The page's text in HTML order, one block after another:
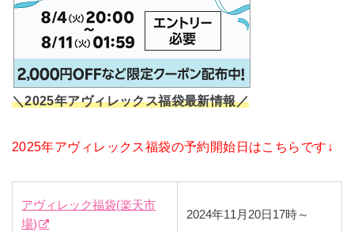
＼2025年アヴィレックス福袋最新情報／
2025年アヴィレックス福袋の予約開始日はこちらです↓
アヴィレック福袋(楽天市
場)
2024年11月20日17時～